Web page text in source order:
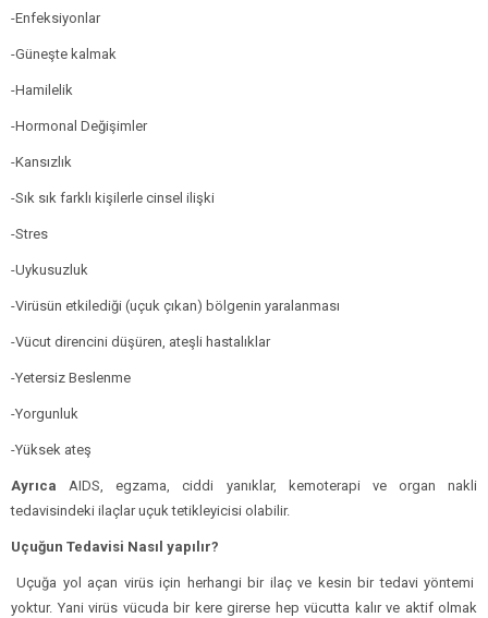
-Enfeksiyonlar
-Güneşte kalmak
-Hamilelik
-Hormonal Değişimler
-Kansızlık
-Sık sık farklı kişilerle cinsel ilişki
-Stres
-Uykusuzluk
-Virüsün etkilediği (uçuk çıkan) bölgenin yaralanması
-Vücut direncini düşüren, ateşli hastalıklar
-Yetersiz Beslenme
-Yorgunluk
-Yüksek ateş
Ayrıca AIDS, egzama, ciddi yanıklar, kemoterapi ve organ nakli
tedavisindeki ilaçlar uçuk tetikleyicisi olabilir.
Uçuğun Tedavisi Nasıl yapılır?
Uçuğa yol açan virüs için herhangi bir ilaç ve kesin bir tedavi yöntemi
yoktur. Yani virüs vücuda bir kere girerse hep vücutta kalır ve aktif olmak